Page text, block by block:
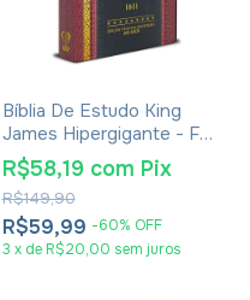
Bíblia De Estudo King
James Hipergigante - Full
Color - Capa Dura
Tradicional
R$59,99 -60% OFF
R$149,90
R$58,19 com Pix
3 x de R$20,00 sem juros